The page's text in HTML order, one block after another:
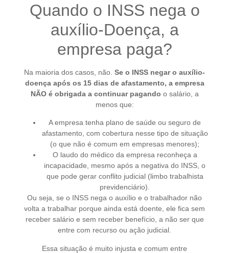
Quando o INSS nega o
auxílio-Doença, a
empresa paga?
Na maioria dos casos, não. Se o INSS negar o auxílio-
doença após os 15 dias de afastamento, a empresa
NÃO é obrigada a continuar pagando o salário, a
menos que:
A empresa tenha plano de saúde ou seguro de
afastamento, com cobertura nesse tipo de situação
(o que não é comum em empresas menores);
O laudo do médico da empresa reconheça a
incapacidade, mesmo após a negativa do INSS, o
que pode gerar conflito judicial (limbo trabalhista
previdenciário).
Ou seja, se o INSS nega o auxílio e o trabalhador não
volta a trabalhar porque ainda está doente, ele fica sem
receber salário e sem receber benefício, a não ser que
entre com recurso ou ação judicial.
Essa situação é muito injusta e comum entre